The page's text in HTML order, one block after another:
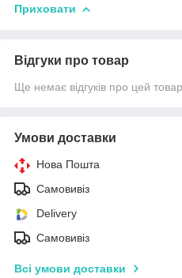
Приховати
Відгуки про товар
Ще немає відгуків про цей товар
Умови доставки
Нова Пошта
Самовивіз
Delivery
Самовивіз
Всі умови доставки